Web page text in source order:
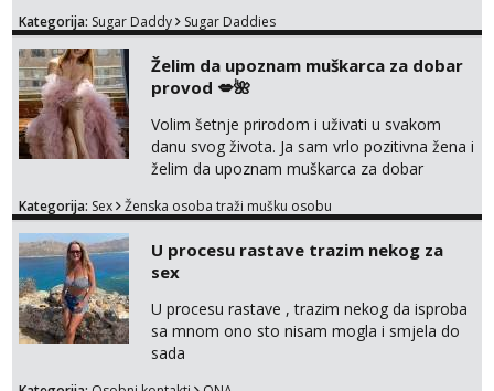
otvorena, komunikativna, zgodna i atraktivna
markodalic37@gmail.com
Kategorija: Sugar Daddy Sugar Daddies
Želim da upoznam muškarca za dobar
provod 💋🌺
Volim šetnje prirodom i uživati u svakom
danu svog života. Ja sam vrlo pozitivna žena i
želim da upoznam muškarca za dobar
na link ispod i nadji me tamo, cekam te!
Kategorija: Sex Ženska osoba traži mušku osobu
U procesu rastave trazim nekog za
sex
U procesu rastave , trazim nekog da isproba
sa mnom ono sto nisam mogla i smjela do
sada